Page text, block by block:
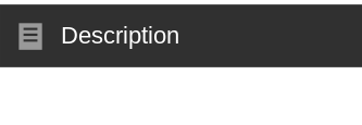
Description